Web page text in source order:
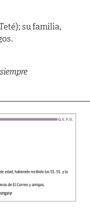
su familia,